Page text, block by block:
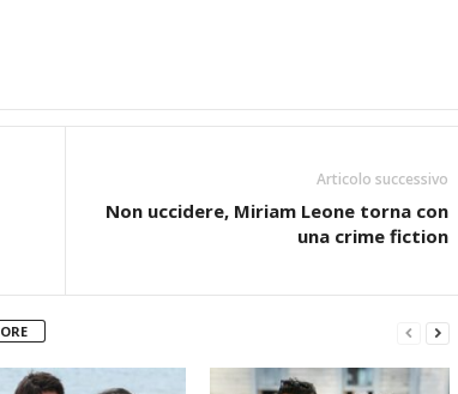
Articolo successivo
Non uccidere, Miriam Leone torna con
una crime fiction